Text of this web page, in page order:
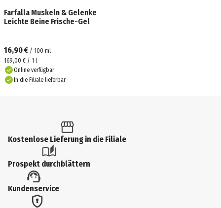
Farfalla Muskeln & Gelenke
Leichte Beine Frische-Gel
16,90 € / 100 ml
169,00 € / 1 l
Online verfügbar
In die Filiale lieferbar
Kostenlose Lieferung in die Filiale
Prospekt durchblättern
Kundenservice